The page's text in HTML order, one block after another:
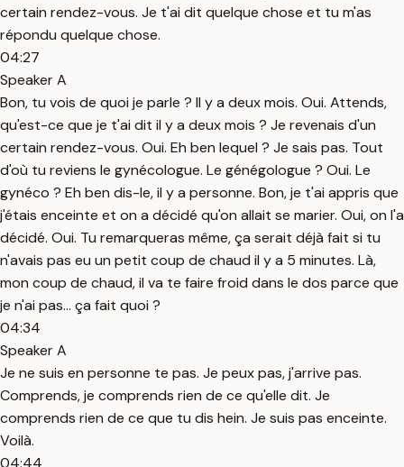
certain rendez-vous. Je t'ai dit quelque chose et tu m'as
répondu quelque chose.
04:27
Speaker A
Bon, tu vois de quoi je parle ? Il y a deux mois. Oui. Attends,
qu'est-ce que je t'ai dit il y a deux mois ? Je revenais d'un
certain rendez-vous. Oui. Eh ben lequel ? Je sais pas. Tout
d'où tu reviens le gynécologue. Le génégologue ? Oui. Le
gynéco ? Eh ben dis-le, il y a personne. Bon, je t'ai appris que
j'étais enceinte et on a décidé qu'on allait se marier. Oui, on l'a
décidé. Oui. Tu remarqueras même, ça serait déjà fait si tu
n'avais pas eu un petit coup de chaud il y a 5 minutes. Là,
mon coup de chaud, il va te faire froid dans le dos parce que
je n'ai pas... ça fait quoi ?
04:34
Speaker A
Je ne suis en personne te pas. Je peux pas, j'arrive pas.
Comprends, je comprends rien de ce qu'elle dit. Je
comprends rien de ce que tu dis hein. Je suis pas enceinte.
Voilà.
04:44